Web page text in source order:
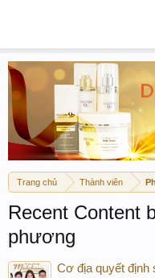
Trang chủ Thành viên
Recent Content
phương
Cơ địa quyết định